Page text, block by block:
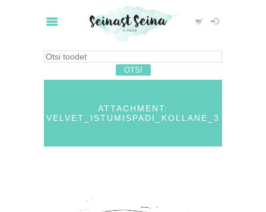
ATTACHMENT:
VELVET_ISTUMISPADI_KOLLANE_3